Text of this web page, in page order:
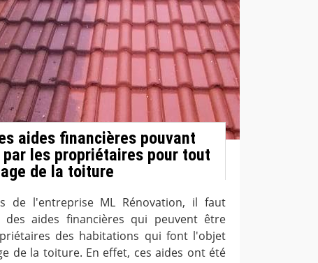
aides financières pouvant
les propriétaires pour tout
de la toiture
de l'entreprise ML Rénovation, il faut
aides financières qui peuvent être
des habitations qui font l'objet
de la toiture. En effet, ces aides ont été